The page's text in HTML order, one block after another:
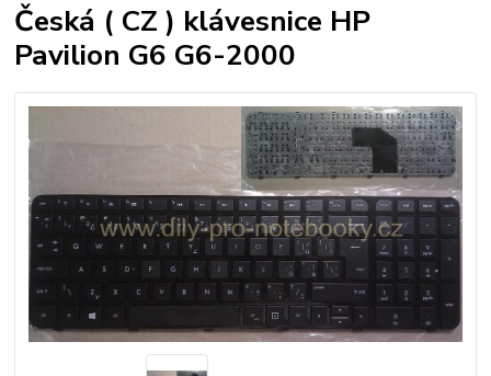
Česká ( CZ ) klávesnice HP
Pavilion G6 G6-2000